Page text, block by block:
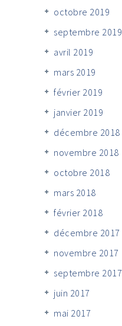
octobre 2019
septembre 2019
avril 2019
mars 2019
février 2019
janvier 2019
décembre 2018
novembre 2018
octobre 2018
mars 2018
février 2018
décembre 2017
novembre 2017
septembre 2017
juin 2017
mai 2017